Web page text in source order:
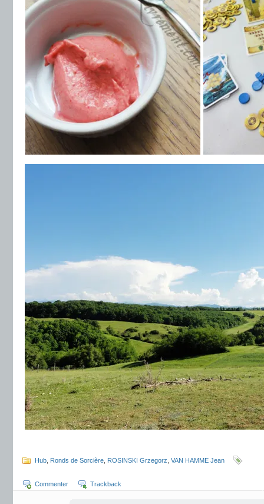
Hub Ronds de Sorcière ROSINSKI Grzegorz VAN HAMME Jean
Commenter Trackback